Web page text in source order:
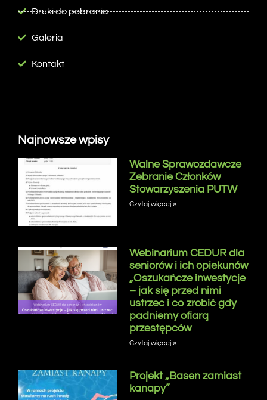
Druki do pobrania
Galeria
Kontakt
Najnowsze wpisy
Walne Sprawozdawcze
Zebranie Członków
Stowarzyszenia PUTW
Czytaj więcej »
Webinarium CEDUR dla
seniorów i ich opiekunów
„Oszukańcze inwestycje
– jak się przed nimi
ustrzec i co zrobić gdy
padniemy ofiarą
przestępców
Czytaj więcej »
Projekt „Basen zamiast
kanapy”